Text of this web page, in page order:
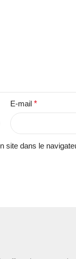
E-mail *
site dans le